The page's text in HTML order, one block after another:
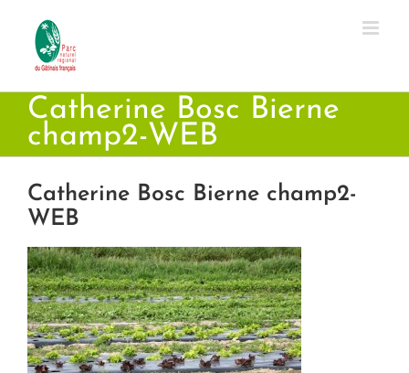
contenu
Catherine Bosc Bierne
champ2-WEB
Catherine Bosc Bierne champ2-
WEB